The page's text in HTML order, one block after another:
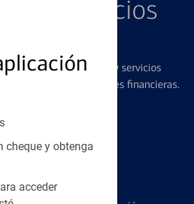
cheque y obtenga
acceder
y Servicios
gama de productos y servicios
con todas sus necesidades financieras.
de Crédito